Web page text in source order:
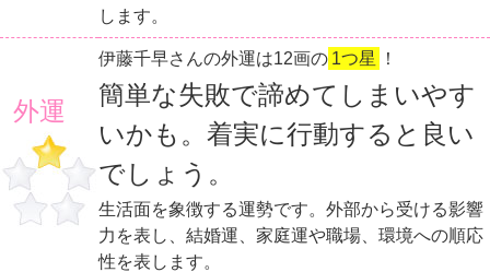
します。
外運
伊藤千早さんの外運は12画の 1つ星 ！
簡単な失敗で諦めてしまいやす
いかも。着実に行動すると良い
でしょう。
生活面を象徴する運勢です。外部から受ける影響
力を表し、結婚運、家庭運や職場、環境への順応
性を表します。